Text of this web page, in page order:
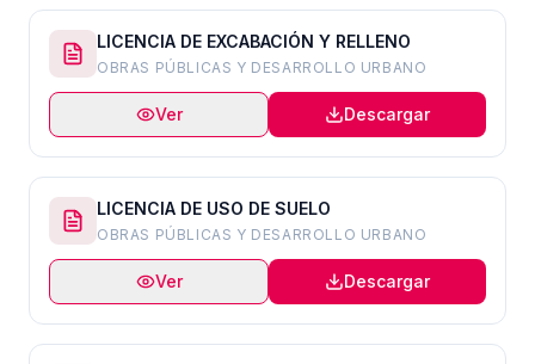
LICENCIA DE EXCABACIÓN Y RELLENO
OBRAS PÚBLICAS Y DESARROLLO URBANO
Ver Descargar
LICENCIA DE USO DE SUELO
OBRAS PÚBLICAS Y DESARROLLO URBANO
Ver Descargar